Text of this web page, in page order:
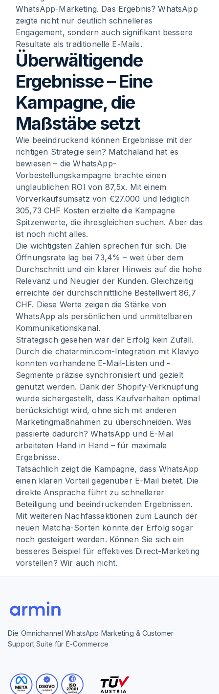
WhatsApp-Marketing. Das Ergebnis? WhatsApp
zeigte nicht nur deutlich schnelleres
Engagement, sondern auch signifikant bessere
Resultate als traditionelle E-Mails.
Überwältigende
Ergebnisse – Eine
Kampagne, die
Maßstäbe setzt
Wie beeindruckend können Ergebnisse mit der
richtigen Strategie sein? Matchaland hat es
bewiesen – die WhatsApp-
Vorbestellungskampagne brachte einen
unglaublichen ROI von 87,5x. Mit einem
Vorverkaufsumsatz von €27.000 und lediglich
305,73 CHF Kosten erzielte die Kampagne
Spitzenwerte, die ihresgleichen suchen. Aber das
ist noch nicht alles.
Die wichtigsten Zahlen sprechen für sich. Die
Öffnungsrate lag bei 73,4% – weit über dem
Durchschnitt und ein klarer Hinweis auf die hohe
Relevanz und Neugier der Kunden. Gleichzeitig
erreichte der durchschnittliche Bestellwert 86,7
CHF. Diese Werte zeigen die Stärke von
WhatsApp als persönlichen und unmittelbaren
Kommunikationskanal.
Strategisch gesehen war der Erfolg kein Zufall.
Durch die chatarmin.com-Integration mit Klaviyo
konnten vorhandene E-Mail-Listen und -
Segmente präzise synchronisiert und gezielt
genutzt werden. Dank der Shopify-Verknüpfung
wurde sichergestellt, dass Kaufverhalten optimal
berücksichtigt wird, ohne sich mit anderen
Marketingmaßnahmen zu überschneiden. Was
passierte dadurch? WhatsApp und E-Mail
arbeiteten Hand in Hand – für maximale
Ergebnisse.
Tatsächlich zeigt die Kampagne, dass WhatsApp
einen klaren Vorteil gegenüber E-Mail bietet. Die
direkte Ansprache führt zu schnellerer
Beteiligung und beeindruckenden Ergebnissen.
Mit weiteren Nachfassaktionen zum Launch der
neuen Matcha-Sorten könnte der Erfolg sogar
noch gesteigert werden. Können Sie sich ein
besseres Beispiel für effektives Direct-Marketing
vorstellen? Wir auch nicht.
Die Omnichannel WhatsApp Marketing & Customer
Support Suite für E-Commerce